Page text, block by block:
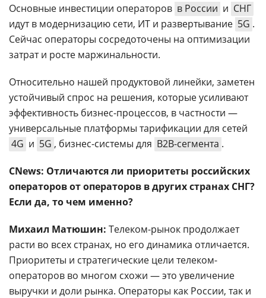
Основные инвестиции операторов в России и СНГ
идут в модернизацию сети, ИТ и развертывание 5G .
Сейчас операторы сосредоточены на оптимизации
затрат и росте маржинальности.
Относительно нашей продуктовой линейки, заметен
устойчивый спрос на решения, которые усиливают
эффективность бизнес-процессов, в частности —
универсальные платформы тарификации для сетей
4G и 5G , бизнес-системы для B2B-сегмента .
CNews: Отличаются ли приоритеты российских
операторов от операторов в других странах СНГ?
Если да, то чем именно?
Михаил Матюшин: Телеком-рынок продолжает
расти во всех странах, но его динамика отличается.
Приоритеты и стратегические цели телеком-
операторов во многом схожи — это увеличение
выручки и доли рынка. Операторы как России, так и